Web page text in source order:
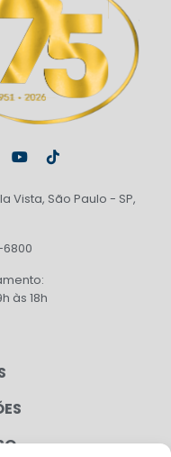
Vista, São Paulo - SP,
6800
às 18h